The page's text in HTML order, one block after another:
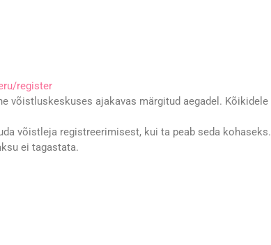
register
võistluskeskuses ajakavas märgitud aegadel. Kõikidele
võistleja registreerimisest, kui ta peab seda kohaseks.
ei tagastata.